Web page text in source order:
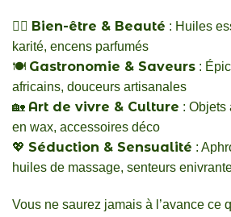
💆‍♀️ Bien-être & Beauté : Huiles
karité, encens parfumés
🍽️ Gastronomie & Saveurs :
africains, douceurs artisanales
🏡 Art de vivre & Culture : Objets
en wax, accessoires déco
💖 Séduction & Sensualité :
huiles de massage, senteurs
Vous ne saurez jamais à l’avance ce